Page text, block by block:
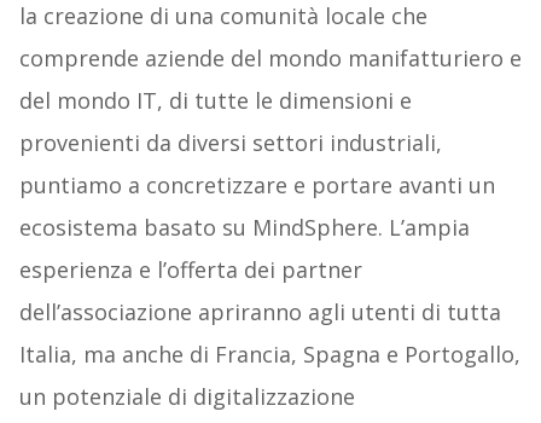
la creazione di una comunità locale che
comprende aziende del mondo manifatturiero e
del mondo IT, di tutte le dimensioni e
provenienti da diversi settori industriali,
puntiamo a concretizzare e portare avanti un
ecosistema basato su MindSphere. L’ampia
esperienza e l’offerta dei partner
dell’associazione apriranno agli utenti di tutta
Italia, ma anche di Francia, Spagna e Portogallo,
un potenziale di digitalizzazione